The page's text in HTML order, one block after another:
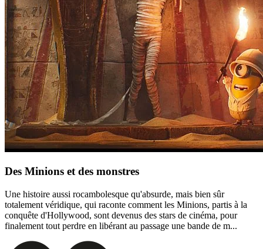
Des Minions et des monstres
Une histoire aussi rocambolesque qu'absurde, mais bien sûr
totalement véridique, qui raconte comment les Minions, partis à la
conquête d'Hollywood, sont devenus des stars de cinéma, pour
finalement tout perdre en libérant au passage une bande de m...